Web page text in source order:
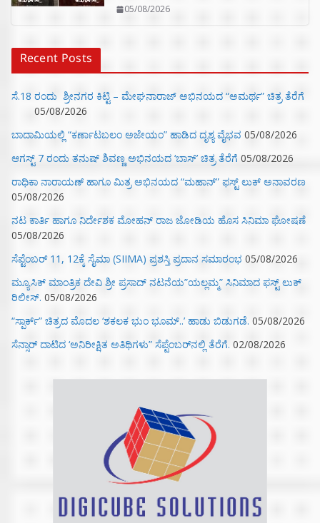
05/08/2026
Recent Posts
ಸೆ.18 ರಂದು ಶ್ರೀನಗರ ಕಿಟ್ಟಿ – ಮೇಘನಾರಾಜ್ ಅಭಿನಯದ “ಅಮರ್ಥ” ಚಿತ್ರ ತೆರೆಗೆ
05/08/2026
ಬಾದಾಮಿಯಲ್ಲಿ “ಕರ್ಣಾಟಬಲಂ ಅಜೇಯಂ” ಹಾಡಿದ ದೃಶ್ಯ ವೈಭವ 05/08/2026
ಆಗಸ್ಟ್ 7 ರಂದು ತನುಷ್ ಶಿವಣ್ಣ ಅಭಿನಯದ ‘ಬಾಸ್’ ಚಿತ್ರ ತೆರೆಗೆ 05/08/2026
ರಾಧಿಕಾ ನಾರಾಯಣ್ ಹಾಗೂ ಮಿತ್ರ ಅಭಿನಯದ “ಮಹಾನ್” ಫಸ್ಟ್ ಲುಕ್ ಅನಾವರಣ
05/08/2026
ನಟ ಕಾರ್ತಿ ಹಾಗೂ ನಿರ್ದೇಶಕ ಮೋಹನ್ ರಾಜ ಜೋಡಿಯ ಹೊಸ ಸಿನಿಮಾ ಘೋಷಣೆ
05/08/2026
ಸೆಪ್ಟೆಂಬರ್ 11, 12ಕ್ಕೆ ಸೈಮಾ (SIIMA) ಪ್ರಶಸ್ತಿ ಪ್ರದಾನ ಸಮಾರಂಭ 05/08/2026
ಮ್ಯೂಸಿಕ್‌ ಮಾಂತ್ರಿಕ ದೇವಿ ಶ್ರೀ ಪ್ರಸಾದ್ ನಟನೆಯ”ಯಲ್ಲಮ್ಮ” ಸಿನಿಮಾದ ಫಸ್ಟ್‌ ಲುಕ್‌
ರಿಲೀಸ್. 05/08/2026
“ಸ್ಪಾರ್ಕ್” ಚಿತ್ರದ ಮೊದಲ‌ ‘ಶಕಲಕ ಭುಂ‌ ಭೂಮ್..’ ಹಾಡು ಬಿಡುಗಡೆ. 05/08/2026
ಸೆನ್ಸಾರ್ ದಾಟಿದ ‘ಅನಿರೀಕ್ಷಿತ ಅತಿಥಿಗಳು” ಸೆಪ್ಟೆಂಬರ್‌ನಲ್ಲಿ ತೆರೆಗೆ. 02/08/2026